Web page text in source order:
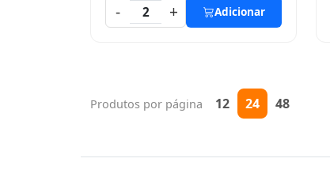
-
2 + Adicionar
Produtos por página 12 24 48